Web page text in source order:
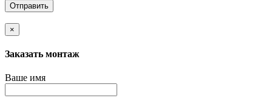
Отправить
×
Заказать монтаж
Ваше имя